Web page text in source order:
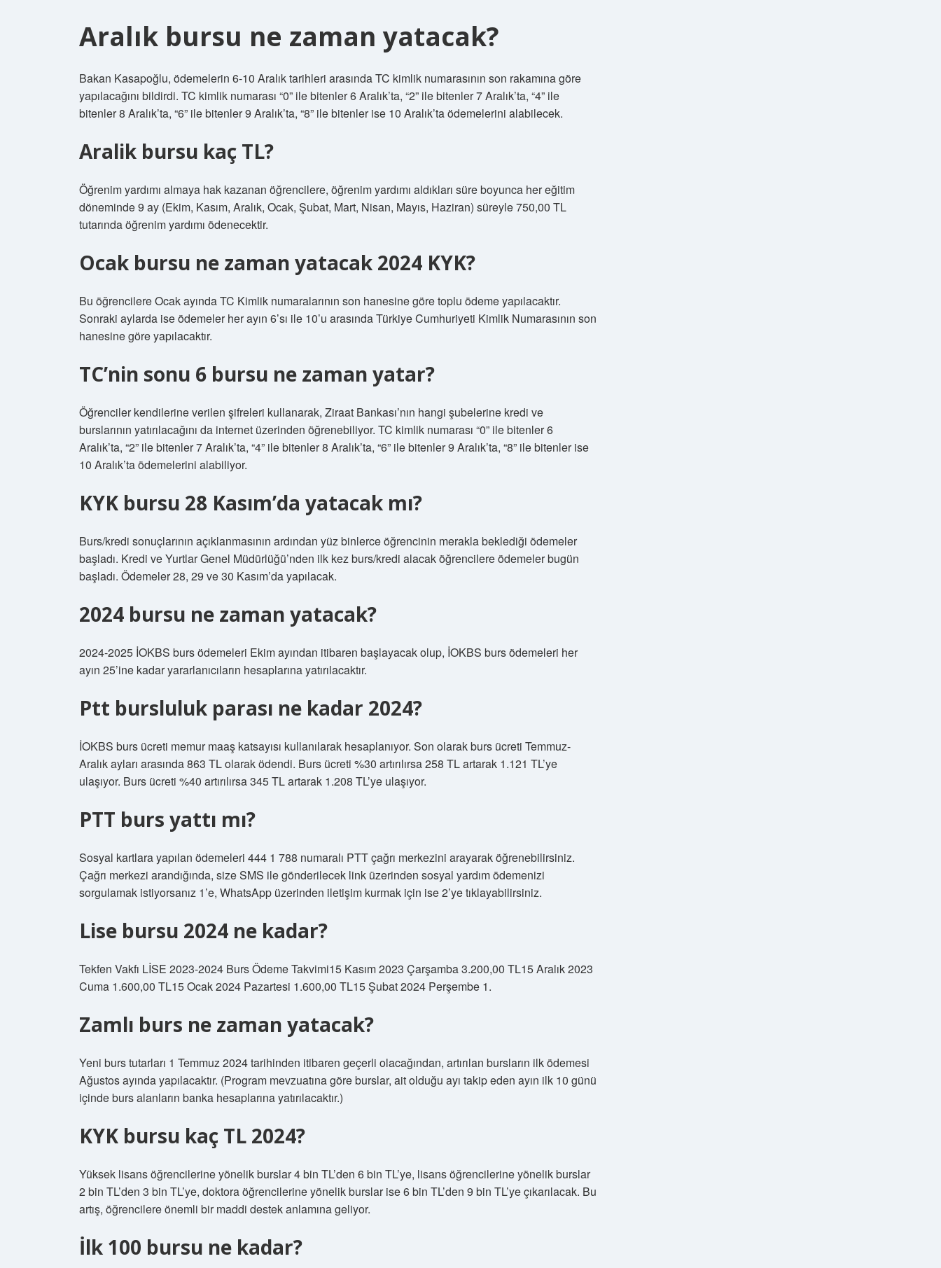
Aralık bursu ne zaman yatacak?
Bakan Kasapoğlu, ödemelerin 6-10 Aralık tarihleri ​​arasında TC kimlik numarasının son rakamına göre
yapılacağını bildirdi. TC kimlik numarası “0” ile bitenler 6 Aralık’ta, “2” ile bitenler 7 Aralık’ta, “4” ile
bitenler 8 Aralık’ta, “6” ile bitenler 9 Aralık’ta, “8” ile bitenler ise 10 Aralık’ta ödemelerini alabilecek.
Aralik bursu kaç TL?
Öğrenim yardımı almaya hak kazanan öğrencilere, öğrenim yardımı aldıkları süre boyunca her eğitim
döneminde 9 ay (Ekim, Kasım, Aralık, Ocak, Şubat, Mart, Nisan, Mayıs, Haziran) süreyle 750,00 TL
tutarında öğrenim yardımı ödenecektir.
Ocak bursu ne zaman yatacak 2024 KYK?
Bu öğrencilere Ocak ayında TC Kimlik numaralarının son hanesine göre toplu ödeme yapılacaktır.
Sonraki aylarda ise ödemeler her ayın 6’sı ile 10’u arasında Türkiye Cumhuriyeti Kimlik Numarasının son
hanesine göre yapılacaktır.
TC’nin sonu 6 bursu ne zaman yatar?
Öğrenciler kendilerine verilen şifreleri kullanarak, Ziraat Bankası’nın hangi şubelerine kredi ve
burslarının yatırılacağını da internet üzerinden öğrenebiliyor. TC kimlik numarası “0” ile bitenler 6
Aralık’ta, “2” ile bitenler 7 Aralık’ta, “4” ile bitenler 8 Aralık’ta, “6” ile bitenler 9 Aralık’ta, “8” ile bitenler ise
10 Aralık’ta ödemelerini alabiliyor.
KYK bursu 28 Kasım’da yatacak mı?
Burs/kredi sonuçlarının açıklanmasının ardından yüz binlerce öğrencinin merakla beklediği ödemeler
başladı. Kredi ve Yurtlar Genel Müdürlüğü’nden ilk kez burs/kredi alacak öğrencilere ödemeler bugün
başladı. Ödemeler 28, 29 ve 30 Kasım’da yapılacak.
2024 bursu ne zaman yatacak?
2024-2025 İOKBS burs ödemeleri Ekim ayından itibaren başlayacak olup, İOKBS burs ödemeleri her
ayın 25’ine kadar yararlanıcıların hesaplarına yatırılacaktır.
Ptt bursluluk parası ne kadar 2024?
İOKBS burs ücreti memur maaş katsayısı kullanılarak hesaplanıyor. Son olarak burs ücreti Temmuz-
Aralık ayları arasında 863 TL olarak ödendi. Burs ücreti %30 artırılırsa 258 TL artarak 1.121 TL’ye
ulaşıyor. Burs ücreti %40 artırılırsa 345 TL artarak 1.208 TL’ye ulaşıyor.
PTT burs yattı mı?
Sosyal kartlara yapılan ödemeleri 444 1 788 numaralı PTT çağrı merkezini arayarak öğrenebilirsiniz.
Çağrı merkezi arandığında, size SMS ile gönderilecek link üzerinden sosyal yardım ödemenizi
sorgulamak istiyorsanız 1’e, WhatsApp üzerinden iletişim kurmak için ise 2’ye tıklayabilirsiniz.
Lise bursu 2024 ne kadar?
Tekfen Vakfı LİSE 2023-2024 Burs Ödeme Takvimi15 Kasım 2023 Çarşamba 3.200,00 TL15 Aralık 2023
Cuma 1.600,00 TL15 Ocak 2024 Pazartesi 1.600,00 TL15 Şubat 2024 Perşembe 1.
Zamlı burs ne zaman yatacak?
Yeni burs tutarları 1 Temmuz 2024 tarihinden itibaren geçerli olacağından, artırılan bursların ilk ödemesi
Ağustos ayında yapılacaktır. (Program mevzuatına göre burslar, ait olduğu ayı takip eden ayın ilk 10 günü
içinde burs alanların banka hesaplarına yatırılacaktır.)
KYK bursu kaç TL 2024?
Yüksek lisans öğrencilerine yönelik burslar 4 bin TL’den 6 bin TL’ye, lisans öğrencilerine yönelik burslar
2 bin TL’den 3 bin TL’ye, doktora öğrencilerine yönelik burslar ise 6 bin TL’den 9 bin TL’ye çıkarılacak. Bu
artış, öğrencilere önemli bir maddi destek anlamına geliyor.
İlk 100 bursu ne kadar?